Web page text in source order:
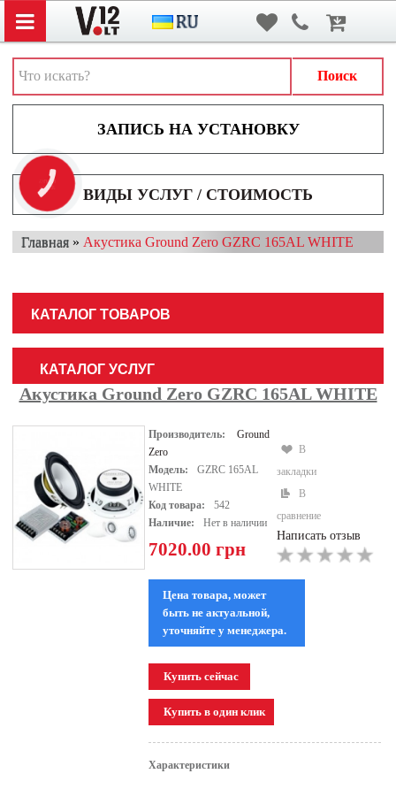
Поиск
ВИДЫ УСЛУГ / СТОИМОСТЬ
Вход/Регистрация
АВТОЗВУК
АКСЕССУАРЫ И ДОПОЛНИТЕЛЬНОЕ ОБОРУДОВАНИЕ
ВИДЕОРЕГИСТРАТОРЫ
МУЛЬТИМЕДИА
НАВИГАТОРЫ
ПАРКОВОЧНЫЕ СИСТЕМЫ
ТОНИРОВАНИЕ / БРОНИРОВАНИЕ
Главная » Акустика Ground Zero GZRC 165AL WHITE
КАТАЛОГ ТОВАРОВ
КАТАЛОГ УСЛУГ
Акустика Ground Zero GZRC 165AL WHITE
Производитель:
Ground
Zero
Модель:
GZRC 165AL
WHITE
Код товара:
542
Наличие:
Нет в наличии
7020.00 грн
Цена товара, может
быть не актуальной,
уточняйте у менеджера.
В
закладки
В
сравнение
Написать отзыв
Характеристики
КНОПКА
ЗВ'ЯЗКУ